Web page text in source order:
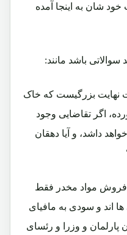
شان به اینجا آمده
باشد مانند:
نهایت بزرگیست که خاک
اگر تقاضایی وجود
داشد، و آیا دهقان
و فروش مواد مخدر فقط
ها اند و سودی به مافیای
پارلمان و وزرا و رئسای